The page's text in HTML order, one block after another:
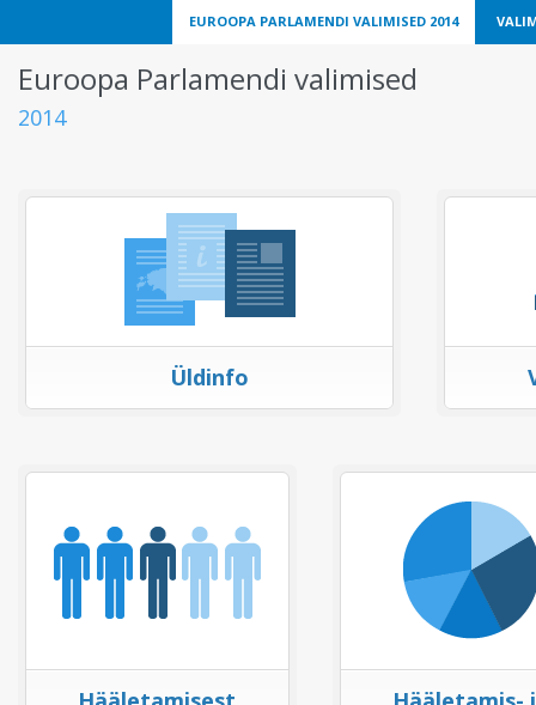
EUROOPA PARLAMENDI VALIMISED 2014
Euroopa Parlamendi valimised
2014
Üldinfo